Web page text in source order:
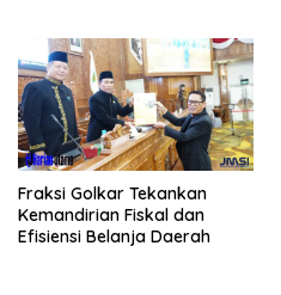
Fraksi Golkar Tekankan
Kemandirian Fiskal dan
Efisiensi Belanja Daerah